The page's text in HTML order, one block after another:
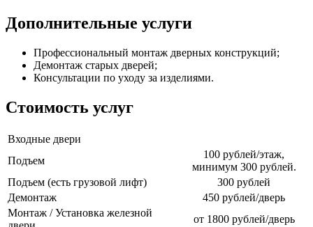
Дополнительные услуги
Профессиональный монтаж дверных конструкций;
Демонтаж старых дверей;
Консультации по уходу за изделиями.
Стоимость услуг
Входные двери
Подъем
100 рублей/этаж,
минимум 300 рублей.
Подъем (есть грузовой лифт)
300 рублей
Демонтаж
450 рублей/дверь
Монтаж / Установка железной
от 1800 рублей/дверь